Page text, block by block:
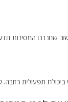
שחברת המסירות
ביכולת תפעולית רחבה.